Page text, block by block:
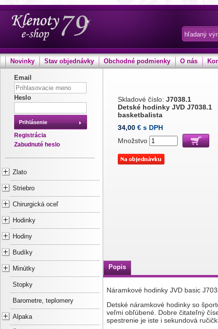
Novinky Stav objednávky Obchodné podmienky O nás
Email
Heslo
Prihlásenie
Registrácia
Zabudnuté heslo
Zlato
Striebro
Chirurgická oceľ
Hodinky
Hodiny
Budíky
Minútky
Stopky
Barometre, teplomery
Alpaka
Skladové číslo: J7038.1
Detské hodinky JVD J7038.1
basketbalista
34,00 € s DPH
Množstvo
Popis
Náramkové hodinky JVD basic
Detské náramkové hodinky so
veľmi obľúbené. Dobre čitateľný
spestrenie je iste i sekundová